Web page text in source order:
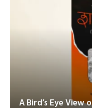
A Bird’s Eye View